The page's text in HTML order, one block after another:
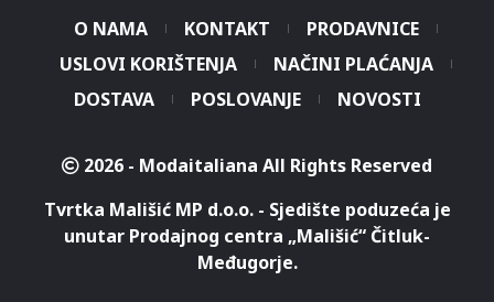
O NAMA KONTAKT
PRODAVNICE
USLOVI KORIŠTENJA
NAČINI PLAĆANJA
DOSTAVA
POSLOVANJE NOVOSTI
2026 - Modaitaliana All Rights Reserved
Tvrtka Mališić MP d.o.o. - Sjedište poduzeća je
unutar Prodajnog centra „Mališić“ Čitluk-
Međugorje.